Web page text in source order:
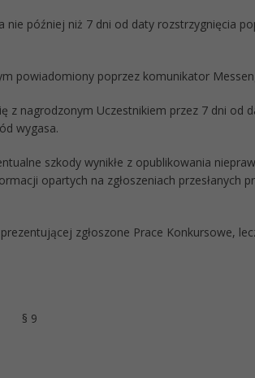
później niż 7 dni od daty rozstrzygnięcia
powiadomiony poprzez komunikator
z nagrodzonym Uczestnikiem przez 7 dni od
wygasa.
szkody wynikłe z opublikowania
opartych na zgłoszeniach przesłanych
zgłoszone Prace Konkursowe,
§ 9